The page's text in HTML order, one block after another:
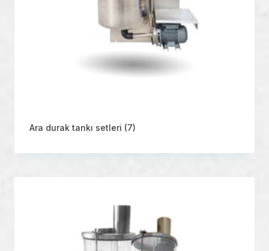
Ara durak tankı setleri (7)